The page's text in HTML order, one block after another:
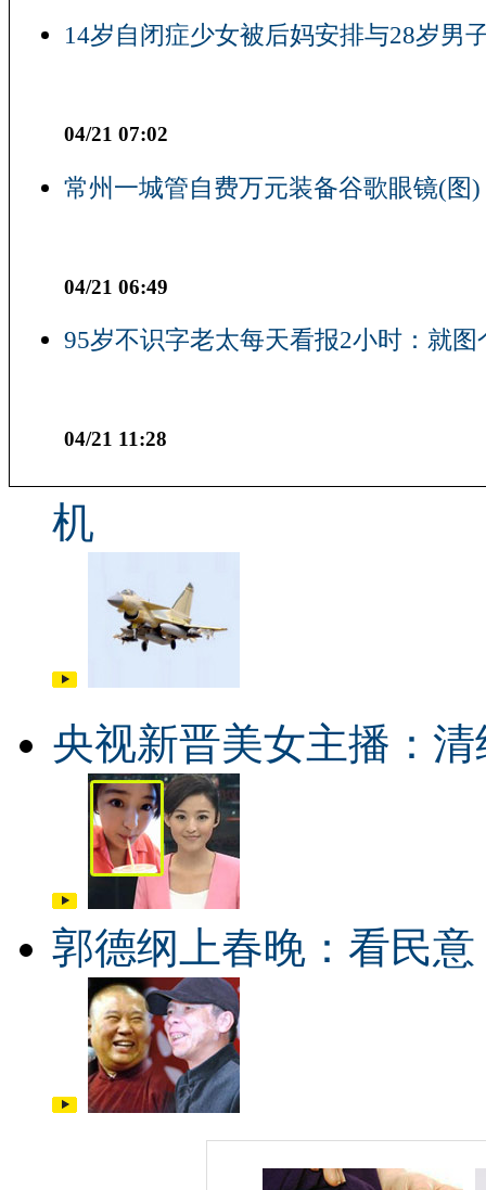
14岁自闭症少女被后妈安排与28岁男
04/21 07:02
常州一城管自费万元装备谷歌眼镜(图)
04/21 06:49
95岁不识字老太每天看报2小时：就图
04/21 11:28
机
央视新晋美女主播：清
郭德纲上春晚：看民意